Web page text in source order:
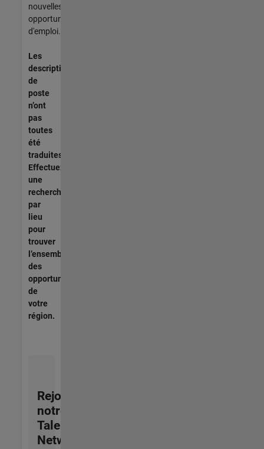
nouvelles
opportunités
d'emploi.
Les
descriptions
de
poste
n’ont
pas
toutes
été
traduites.
Effectuez
une
recherche
par
lieu
pour
trouver
l’ensemble
des
opportunités
de
votre
région.
Rejoignez
notre
Talent
Network